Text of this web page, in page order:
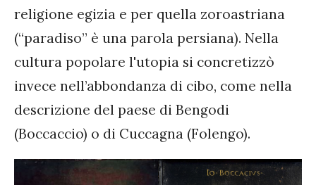
religione egizia e per quella zoroastriana
(“paradiso” è una parola persiana). Nella
cultura popolare l'utopia si concretizzò
invece nell’abbondanza di cibo, come nella
descrizione del paese di Bengodi
(Boccaccio) o di Cuccagna (Folengo).